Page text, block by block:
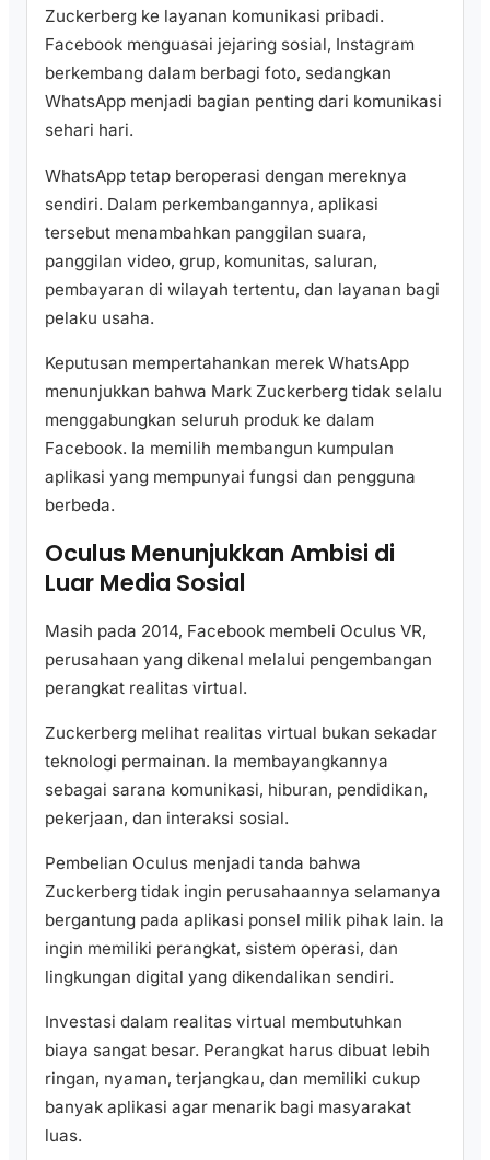
Zuckerberg ke layanan komunikasi pribadi.
Facebook menguasai jejaring sosial, Instagram
berkembang dalam berbagi foto, sedangkan
WhatsApp menjadi bagian penting dari komunikasi
sehari hari.
WhatsApp tetap beroperasi dengan mereknya
sendiri. Dalam perkembangannya, aplikasi
tersebut menambahkan panggilan suara,
panggilan video, grup, komunitas, saluran,
pembayaran di wilayah tertentu, dan layanan bagi
pelaku usaha.
Keputusan mempertahankan merek WhatsApp
menunjukkan bahwa Mark Zuckerberg tidak selalu
menggabungkan seluruh produk ke dalam
Facebook. Ia memilih membangun kumpulan
aplikasi yang mempunyai fungsi dan pengguna
berbeda.
Oculus Menunjukkan Ambisi di
Luar Media Sosial
Masih pada 2014, Facebook membeli Oculus VR,
perusahaan yang dikenal melalui pengembangan
perangkat realitas virtual.
Zuckerberg melihat realitas virtual bukan sekadar
teknologi permainan. Ia membayangkannya
sebagai sarana komunikasi, hiburan, pendidikan,
pekerjaan, dan interaksi sosial.
Pembelian Oculus menjadi tanda bahwa
Zuckerberg tidak ingin perusahaannya selamanya
bergantung pada aplikasi ponsel milik pihak lain. Ia
ingin memiliki perangkat, sistem operasi, dan
lingkungan digital yang dikendalikan sendiri.
Investasi dalam realitas virtual membutuhkan
biaya sangat besar. Perangkat harus dibuat lebih
ringan, nyaman, terjangkau, dan memiliki cukup
banyak aplikasi agar menarik bagi masyarakat
luas.